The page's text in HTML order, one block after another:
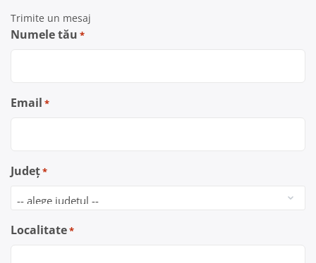
Trimite un mesaj
Numele tău *
Email *
Județ*
Localitate*